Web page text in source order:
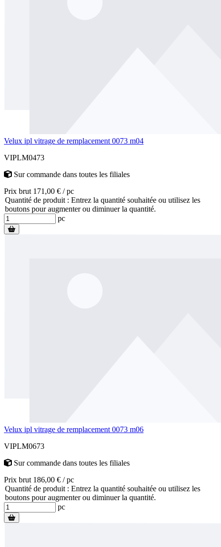
Velux ipl vitrage de remplacement 0073 m04
VIPLM0473
Sur commande dans toutes les filiales
Prix brut 171,00 € / pc
Quantité de produit : Entrez la quantité souhaitée ou utilisez les
boutons pour augmenter ou diminuer la quantité.
pc
Velux ipl vitrage de remplacement 0073 m06
VIPLM0673
Sur commande dans toutes les filiales
Prix brut 186,00 € / pc
Quantité de produit : Entrez la quantité souhaitée ou utilisez les
boutons pour augmenter ou diminuer la quantité.
pc